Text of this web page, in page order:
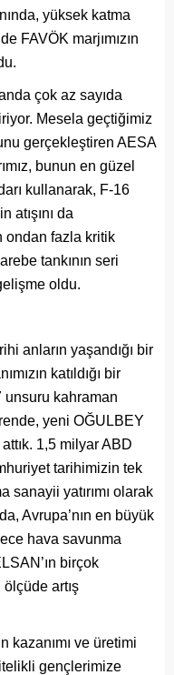
yüksek katma
FAVÖK marjımızın
çok az sayıda
Mesela geçtiğimiz
gerçekleştiren AESA
bunun en güzel
kullanarak, F-16
atışını da
ondan fazla kritik
tankının seri
oldu.
anların yaşandığı bir
katıldığı bir
kahraman
yeni OĞULBEY
1,5 milyar ABD
tarihimizin tek
sanayii yatırımı olarak
Avrupa’nın en büyük
hava savunma
birçok
artış
kazanımı ve üretimi
gençlerimize